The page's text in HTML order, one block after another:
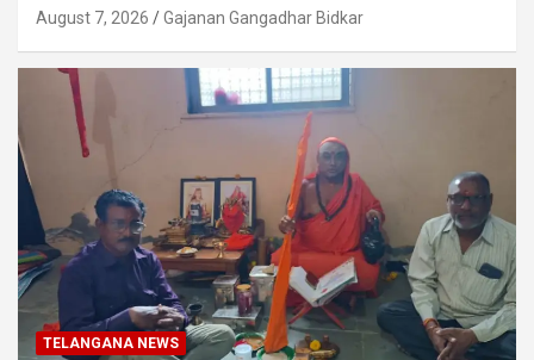
August 7, 2026 Gajanan Gangadhar Bidkar
TELANGANA NEWS